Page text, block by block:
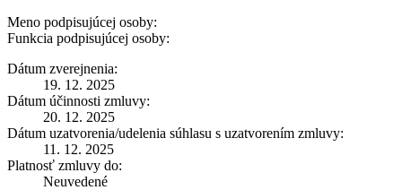
Meno podpisujúcej osoby:
Funkcia podpisujúcej osoby:
Dátum zverejnenia:
19. 12. 2025
Dátum účinnosti zmluvy:
20. 12. 2025
Dátum uzatvorenia/udelenia súhlasu s uzatvorením zmluvy:
11. 12. 2025
Platnosť zmluvy do:
Neuvedené